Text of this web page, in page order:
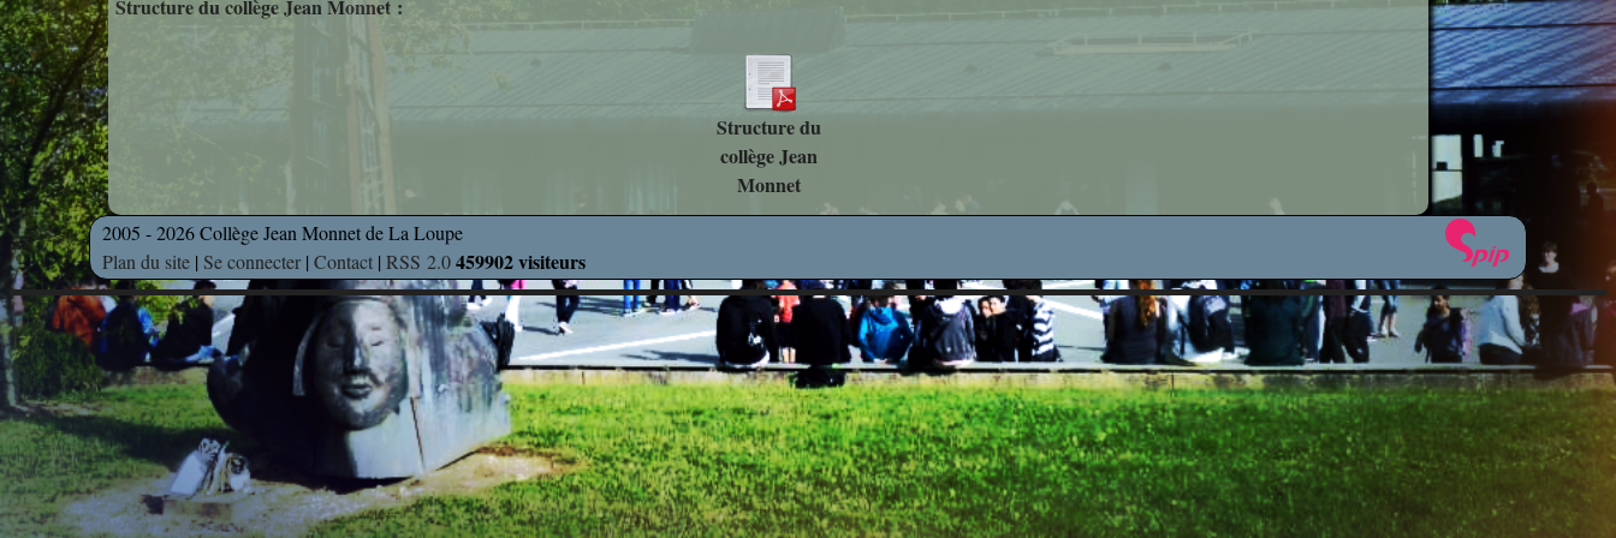
SVT
What's up in room 50 ?
Structure du collège Jean Monnet :
Structure du
collège Jean
Monnet
2005 - 2026 Collège Jean Monnet de La Loupe
Plan du site |Se connecter|Contact |RSS 2.0 459902 visiteurs